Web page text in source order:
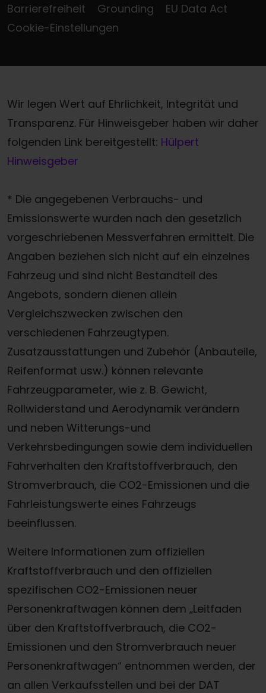
Barrierefreiheit
Grounding
EU Data Act
Cookie-Einstellungen
Wir legen Wert auf Ehrlichkeit, Integrität und
Transparenz. Für Hinweisgeber haben wir daher
folgenden Link bereitgestellt: Hülpert
Hinweisgeber
* Die angegebenen Verbrauchs- und
Emissionswerte wurden nach den gesetzlich
vorgeschriebenen Messverfahren ermittelt. Die
Angaben beziehen sich nicht auf ein einzelnes
Fahrzeug und sind nicht Bestandteil des
Angebots, sondern dienen allein
Vergleichszwecken zwischen den
verschiedenen Fahrzeugtypen.
Zusatzausstattungen und Zubehör (Anbauteile,
Reifenformat usw.) können relevante
Fahrzeugparameter, wie z. B. Gewicht,
Rollwiderstand und Aerodynamik verändern
und neben Witterungs-und
Verkehrsbedingungen sowie dem individuellen
Fahrverhalten den Kraftstoffverbrauch, den
Stromverbrauch, die CO2-Emissionen und die
Fahrleistungswerte eines Fahrzeugs
beeinflussen.
Weitere Informationen zum offiziellen
Kraftstoffverbrauch und den offiziellen
spezifischen CO2-Emissionen neuer
Personenkraftwagen können dem „Leitfaden
über den Kraftstoffverbrauch, die CO2-
Emissionen und den Stromverbrauch neuer
Personenkraftwagen“ entnommen werden, der
an allen Verkaufsstellen und bei der DAT
Termin online buchen